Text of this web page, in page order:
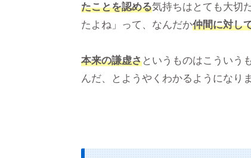
たことを認める気持ちはとても大切
たよね」って、なんだか仲間に対し
本来の謙虚さというものはこういう
んだ、とようやくわかるようになり